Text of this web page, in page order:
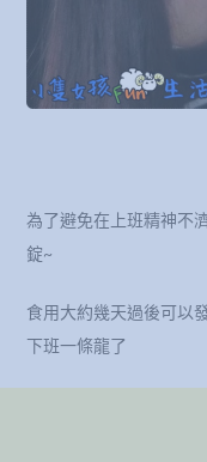
為了避免在上班精神不
錠~
食用大約幾天過後可以
下班一條龍了